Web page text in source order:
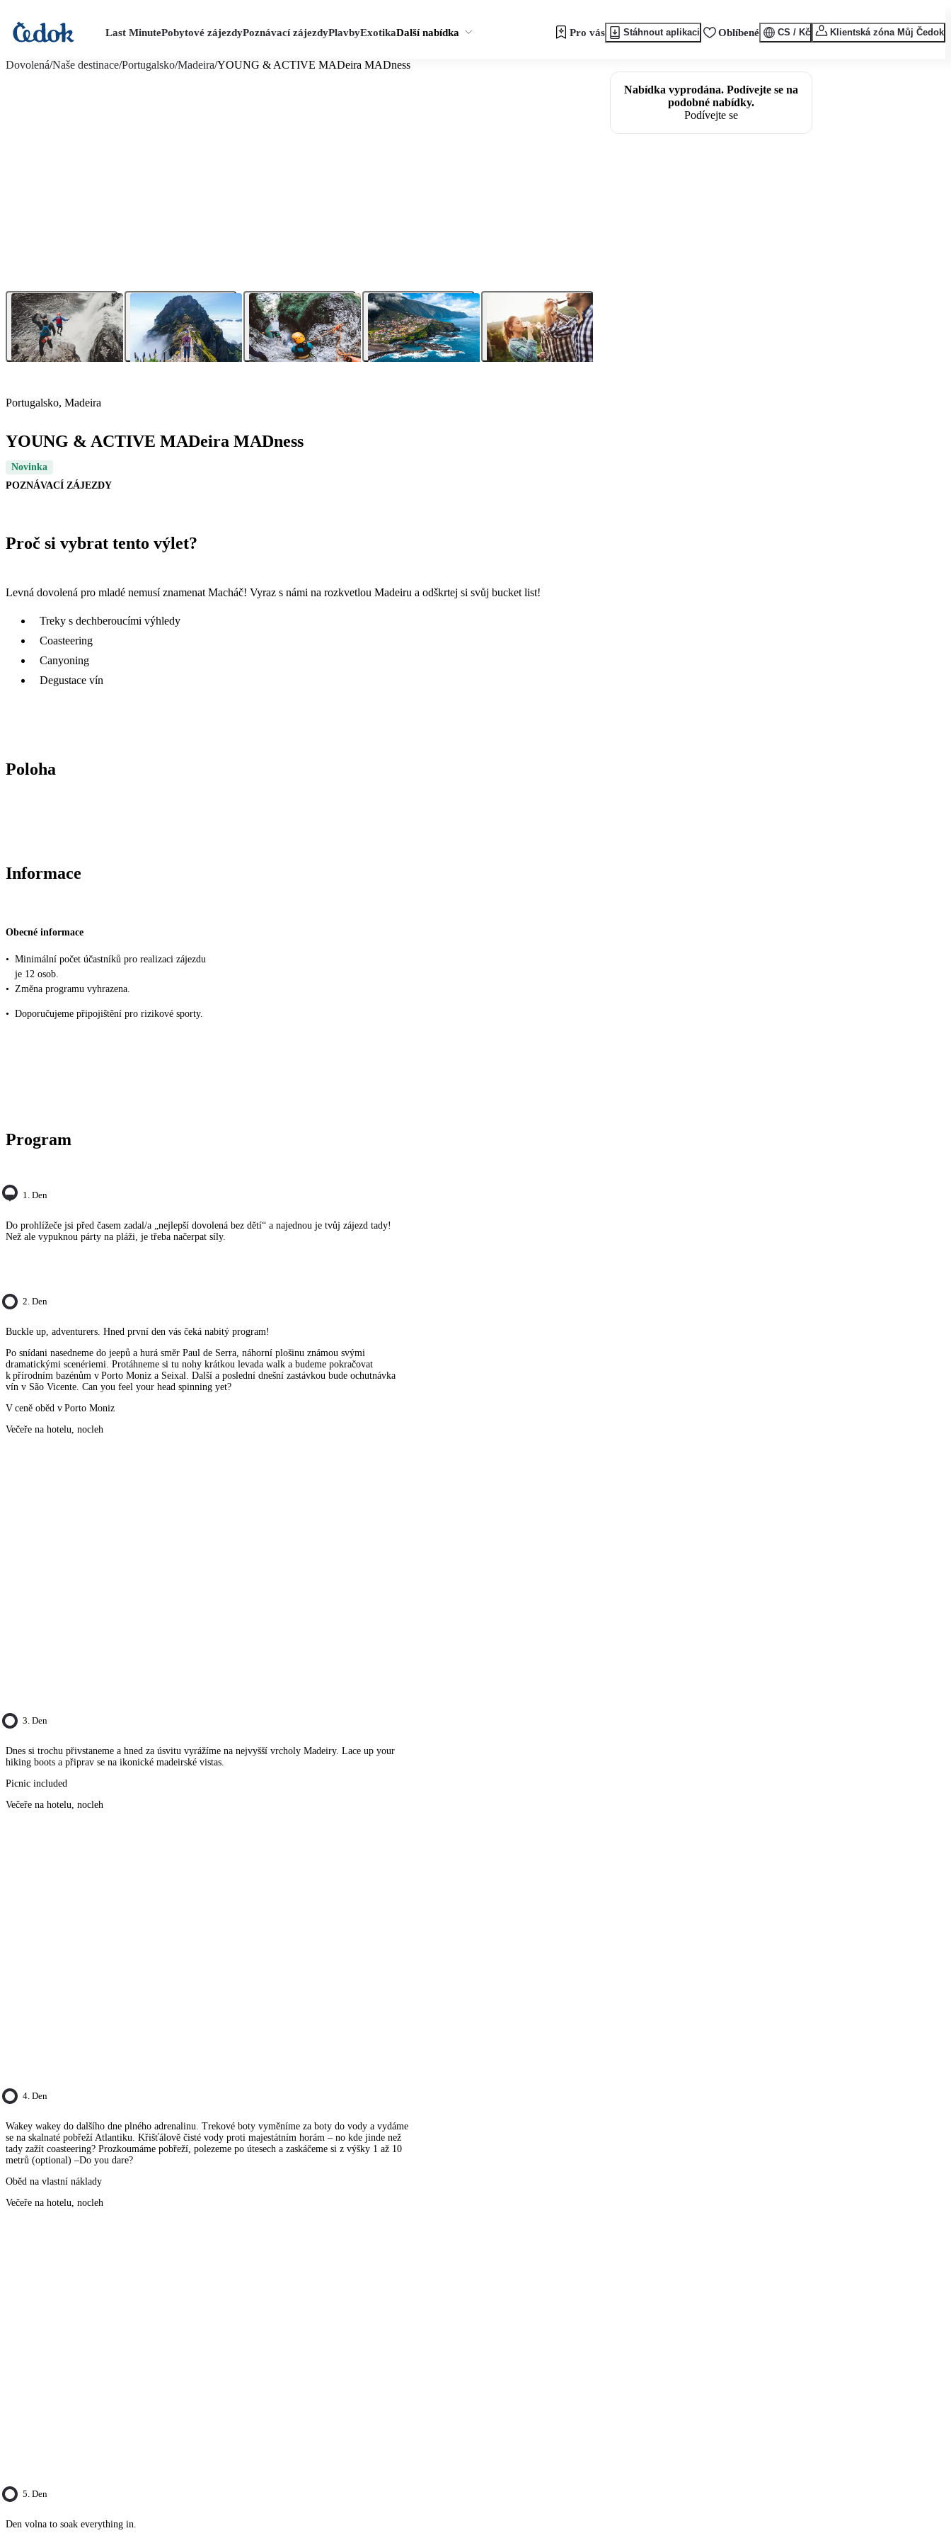
Last MinutePobytové zájezdyPoznávací zájezdyPlavbyExotikaDalší nabídka Pro vás Stáhnout aplikaci Oblíbené CS / Kč Klientská zóna Můj Čedok
Dovolená/Naše destinace/Portugalsko/Madeira/YOUNG & ACTIVE MADeira MADness
Portugalsko, Madeira
YOUNG & ACTIVE MADeira MADness
Novinka
POZNÁVACÍ ZÁJEZDY
Proč si vybrat tento výlet?
Levná dovolená pro mladé nemusí znamenat Macháč! Vyraz s námi na rozkvetlou Madeiru a odškrtej si svůj bucket list!
Treky s dechberoucími výhledy
Coasteering
Canyoning
Degustace vín
Poloha
Informace
Obecné informace
• Minimální počet účastníků pro realizaci zájezdu
je 12 osob.
•
Změna programu vyhrazena.
• Doporučujeme připojištění pro rizikové sporty.
Program
1. Den
Do prohlížeče jsi před časem zadal/a „nejlepší dovolená bez dětí“ a najednou je tvůj zájezd tady!
Než ale vypuknou párty na pláži, je třeba načerpat síly.
2. Den
Buckle up, adventurers. Hned první den vás čeká nabitý program!
Po snídani nasedneme do jeepů a hurá směr Paul de Serra, náhorní plošinu známou svými
dramatickými scenériemi. Protáhneme si tu nohy krátkou levada walk a budeme pokračovat
k přírodním bazénům v Porto Moniz a Seixal. Další a poslední dnešní zastávkou bude ochutnávka
vín v São Vicente. Can you feel your head spinning yet?
V ceně oběd v Porto Moniz
Večeře na hotelu, nocleh
3. Den
Dnes si trochu přivstaneme a hned za úsvitu vyrážíme na nejvyšší vrcholy Madeiry. Lace up your
hiking boots a připrav se na ikonické madeirské vistas.
Picnic included
Večeře na hotelu, nocleh
4. Den
Wakey wakey do dalšího dne plného adrenalinu. Trekové boty vyměníme za boty do vody a vydáme
se na skalnaté pobřeží Atlantiku. Křišťálově čisté vody proti majestátním horám – no kde jinde než
tady zažít coasteering? Prozkoumáme pobřeží, polezeme po útesech a zaskáčeme si z výšky 1 až 10
metrů (optional) –Do you dare?
Oběd na vlastní náklady
Večeře na hotelu, nocleh
5. Den
Den volna to soak everything in.
Nabídka vyprodána. Podívejte se na
podobné nabídky.
Podívejte se